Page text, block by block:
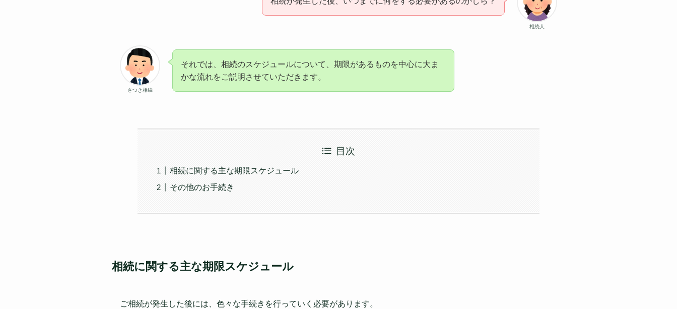
相続人
さつき相続
それでは、相続のスケジュールについて、期限があるものを中心に大ま
かな流れをご説明させていただきます。
目次
相続に関する主な期限スケジュール
その他のお手続き
相続に関する主な期限スケジュール
ご相続が発生した後には、色々な手続きを行っていく必要があります。